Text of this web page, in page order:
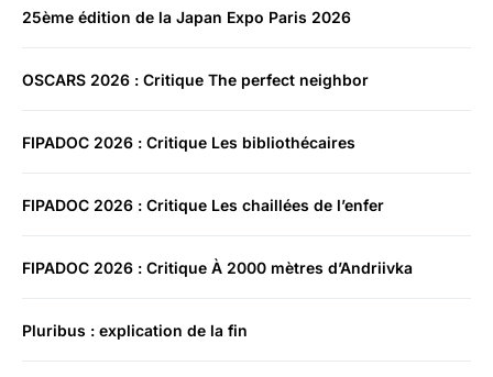
25ème édition de la Japan Expo Paris 2026
OSCARS 2026 : Critique The perfect neighbor
FIPADOC 2026 : Critique Les bibliothécaires
FIPADOC 2026 : Critique Les chaillées de l’enfer
FIPADOC 2026 : Critique À 2000 mètres d’Andriivka
Pluribus : explication de la fin